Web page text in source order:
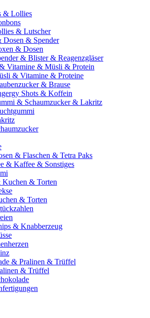
& Lollies
& Lutscher
Dosen & Spender
& Dosen
& Blister & Reagenzgläser
Vitamine & Müsli & Protein
& Vitamine & Proteine
& Brause
Shots & Koffein
& Schaumzucker & Lakritz
& Flaschen & Tetra Paks
& Kaffee & Sonstiges
Kuchen & Torten
& Torten
& Knabberzeug
& Pralinen & Trüffel
& Trüffel